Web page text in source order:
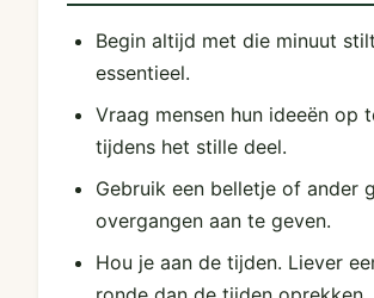
Begin altijd met die minuut
essentieel.
Vraag mensen hun ideeën op
tijdens het stille deel.
Gebruik een belletje of ander
overgangen aan te geven.
Hou je aan de tijden. Liever